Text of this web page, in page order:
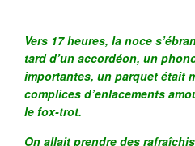
Vers 17 heures, la noce
tard d’un accordéon, un
importantes, un parquet était
complices d’enlacements
le fox-trot.
On allait prendre des